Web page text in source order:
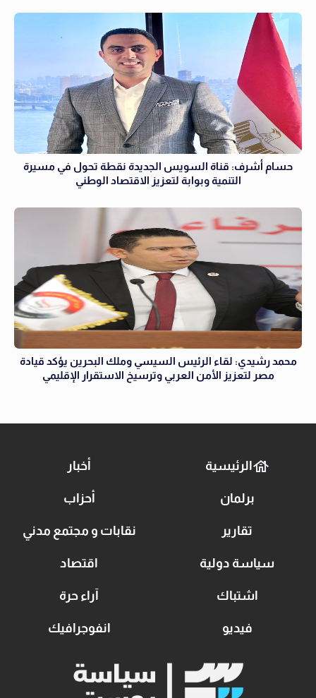
حسام أشرف: قناة السويس الجديدة نقطة تحول في مسيرة
التنمية وبوابة لتعزيز الاقتصاد الوطني
محمد رشيدي: لقاء الرئيس السيسي وملك البحرين يؤكد قيادة
مصر لتعزيز الأمن العربي وترسيخ الاستقرار الإقليمي
الرئيسية أخبار
برلمان أحزاب
تقارير نقابات و مجتمع مدني
سياسة دولية اقتصاد
اشتباك آراء حرة
فيديو انفوجرافيك